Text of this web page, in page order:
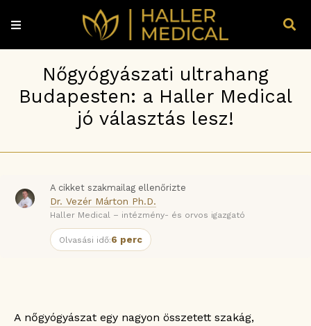
Nőgyógyászati ultrahang
Budapesten: a Haller Medical
jó választás lesz!
A cikket szakmailag ellenőrizte
Dr. Vezér Márton Ph.D.
Haller Medical – intézmény- és orvos igazgató
Olvasási idő:6 perc
A nőgyógyászat egy nagyon összetett szakág,